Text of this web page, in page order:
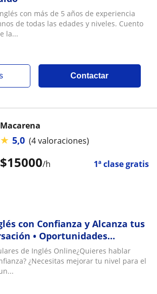
con más de 5 años de experiencia
de todas las edades y niveles. Cuento
la...
Contactar
$15000/h 1ª clase gratis
Macarena
★ 5,0 (4 valoraciones)
con Confianza y Alcanza tus
de Exámenes •
Escolar
de Inglés Online¿Quieres hablar
¿Necesitas mejorar tu nivel para el